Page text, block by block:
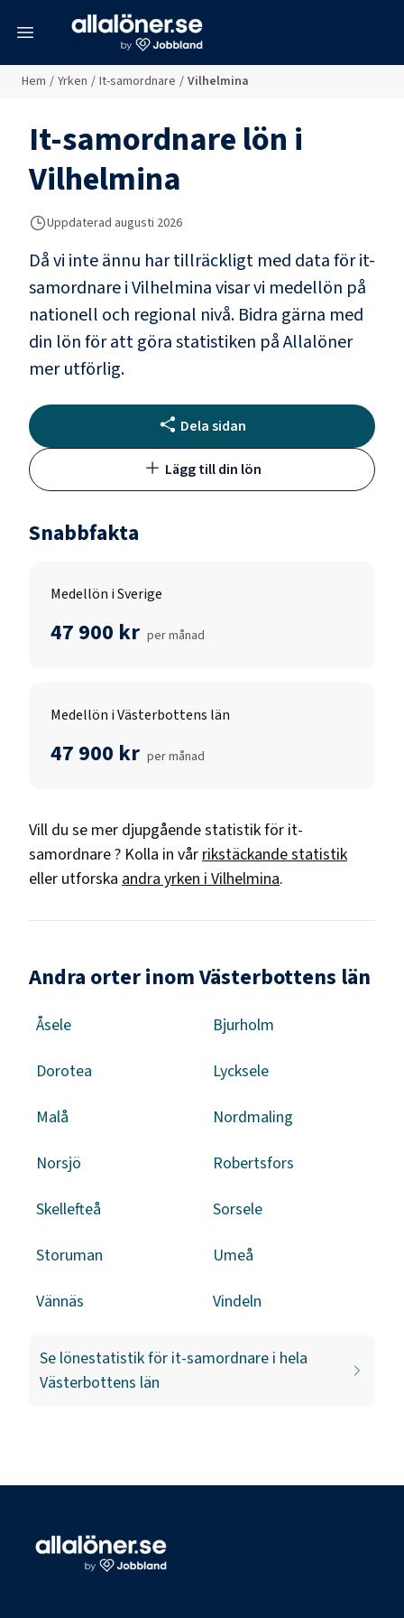
Hem / Yrken / It-samordnare / Vilhelmina
It-samordnarelön i
Vilhelmina
Uppdaterad augusti 2026
Då vi inte ännu har tillräckligt med data förit-
samordnareiVilhelminavisar vi medellön på
nationell och regional nivå. Bidra gärna med
din lön för att göra statistiken på Allalöner
mer utförlig.
Dela sidan
Lägg till din lön
Snabbfakta
Medellön i Sverige
47 900 kr per månad
Medellön i Västerbottens län
47 900 kr per månad
Vill du se mer djupgående statistik för it-
samordnare? Kolla in vår rikstäckande statistik
eller utforska andra yrken i Vilhelmina.
Andra orter inom Västerbottens län
Åsele Bjurholm
Dorotea Lycksele
Malå Nordmaling
Norsjö Robertsfors
Skellefteå Sorsele
Storuman Umeå
Vännäs Vindeln
Se lönestatistik för it-samordnare i hela
Västerbottens län